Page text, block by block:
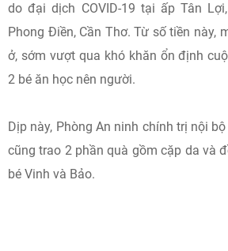
do đại dịch COVID-19 tại ấp Tân
Phong Điền, Cần Thơ. Từ số tiền này,
ở, sớm vượt qua khó khăn ổn định
2 bé ăn học nên người.
Dịp này, Phòng An ninh chính trị nội
cũng trao 2 phần quà gồm cặp da và
bé Vinh và Bảo.